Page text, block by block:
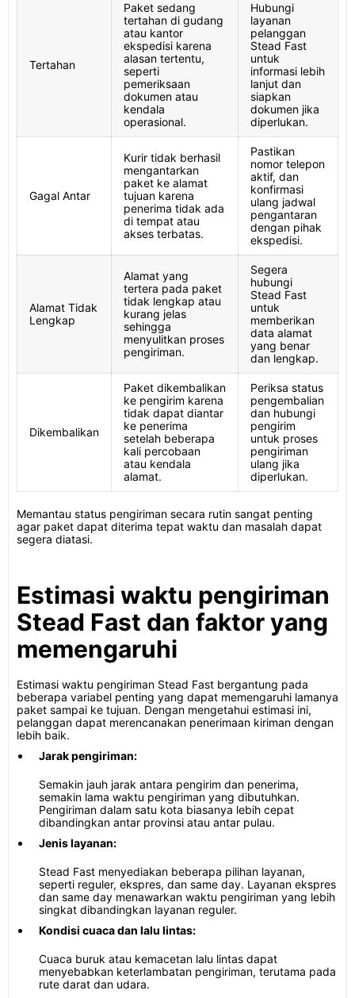
Tertahan
Paket sedang
tertahan di gudang
atau kantor
ekspedisi karena
alasan tertentu,
seperti
pemeriksaan
dokumen atau
kendala
operasional.
Hubungi
layanan
pelanggan
Stead Fast
untuk
informasi lebih
lanjut dan
siapkan
dokumen jika
diperlukan.
Gagal Antar
Kurir tidak berhasil
mengantarkan
paket ke alamat
tujuan karena
penerima tidak ada
di tempat atau
akses terbatas.
Pastikan
nomor telepon
aktif, dan
konfirmasi
ulang jadwal
pengantaran
dengan pihak
ekspedisi.
Alamat Tidak
Lengkap
Alamat yang
tertera pada paket
tidak lengkap atau
kurang jelas
sehingga
menyulitkan proses
pengiriman.
Segera
hubungi
Stead Fast
untuk
memberikan
data alamat
yang benar
dan lengkap.
Dikembalikan
Paket dikembalikan
ke pengirim karena
tidak dapat diantar
ke penerima
setelah beberapa
kali percobaan
atau kendala
alamat.
Periksa status
pengembalian
dan hubungi
pengirim
untuk proses
pengiriman
ulang jika
diperlukan.
Memantau status pengiriman secara rutin sangat penting
agar paket dapat diterima tepat waktu dan masalah dapat
segera diatasi.
Estimasi waktu pengiriman
Stead Fast dan faktor yang
memengaruhi
Estimasi waktu pengiriman Stead Fast bergantung pada
beberapa variabel penting yang dapat memengaruhi lamanya
paket sampai ke tujuan. Dengan mengetahui estimasi ini,
pelanggan dapat merencanakan penerimaan kiriman dengan
lebih baik.
Jarak pengiriman:
Semakin jauh jarak antara pengirim dan penerima,
semakin lama waktu pengiriman yang dibutuhkan.
Pengiriman dalam satu kota biasanya lebih cepat
dibandingkan antar provinsi atau antar pulau.
Jenis layanan:
Stead Fast menyediakan beberapa pilihan layanan,
seperti reguler, ekspres, dan same day. Layanan ekspres
dan same day menawarkan waktu pengiriman yang lebih
singkat dibandingkan layanan reguler.
Kondisi cuaca dan lalu lintas:
Cuaca buruk atau kemacetan lalu lintas dapat
menyebabkan keterlambatan pengiriman, terutama pada
rute darat dan udara.